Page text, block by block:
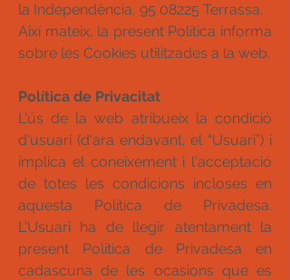
la Independència, 95 08225 Terrassa.
Així mateix, la present Política informa
sobre les Cookies utilitzades a la web.
Política de Privacitat
L'ús de la web atribueix la condició
d'usuari (d'ara endavant, el “Usuari”) i
implica el coneixement i l'acceptació
de totes les condicions incloses en
aquesta Política de Privadesa.
L'Usuari ha de llegir atentament la
present Política de Privadesa en
cadascuna de les ocasions que es